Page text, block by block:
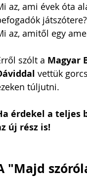
Konferencia
az, ami évek óta
játszótere?
az, amitől egy
szólt a Magyar
vettük
túljutni.
érdekel a teljes
új rész is!
"Majd